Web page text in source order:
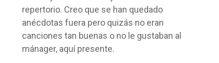
repertorio. Creo que se han quedado
anécdotas fuera pero quizás no eran
canciones tan buenas o no le gustaban al
mánager, aquí presente.